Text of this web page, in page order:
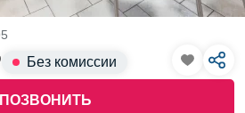
Без комиссии
ПОЗВОНИТЬ